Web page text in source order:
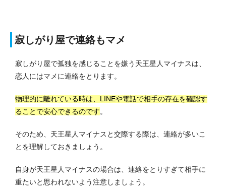
寂しがり屋で連絡もマメ
寂しがり屋で孤独を感じることを嫌う天王星人マイナスは、
恋人にはマメに連絡をとります。
物理的に離れている時は、LINEや電話で相手の存在を確認す
ることで安心できるのです。
そのため、天王星人マイナスと交際する際は、連絡が多いこ
とを理解しておきましょう。
自身が天王星人マイナスの場合は、連絡をとりすぎて相手に
重たいと思われないよう注意しましょう。